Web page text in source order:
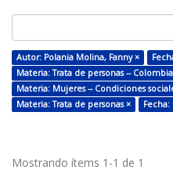
Autor: Polania Molina, Fanny ×
Materia: Trata de personas --
Materia: Mujeres -- Condiciones
Materia: Trata de personas ×
Fecha:
Mostrando ítems 1-1 de 1